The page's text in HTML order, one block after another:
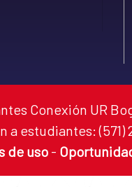
Conexión UR
estudiantes: (571)
de uso -